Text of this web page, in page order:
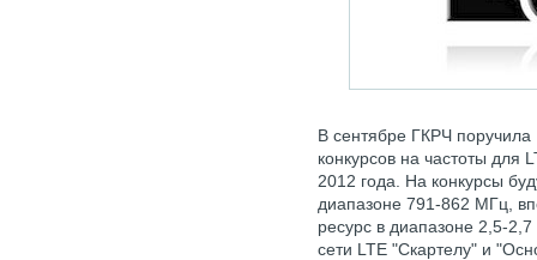
В сентябре ГКРЧ поручила
конкурсов на частоты для
2012 года. На конкурсы
диапазоне 791-862 МГц,
ресурс в диапазоне 2,5-
сети LTE "Скартелу" и